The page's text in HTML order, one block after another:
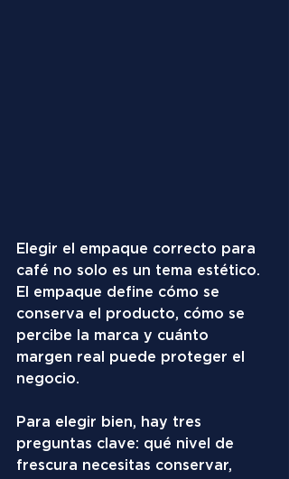
Elegir el empaque correcto para
café no solo es un tema estético.
El empaque define cómo se
conserva el producto, cómo se
percibe la marca y cuánto
margen real puede proteger el
negocio.
Para elegir bien, hay tres
preguntas clave: qué nivel de
frescura necesitas conservar,